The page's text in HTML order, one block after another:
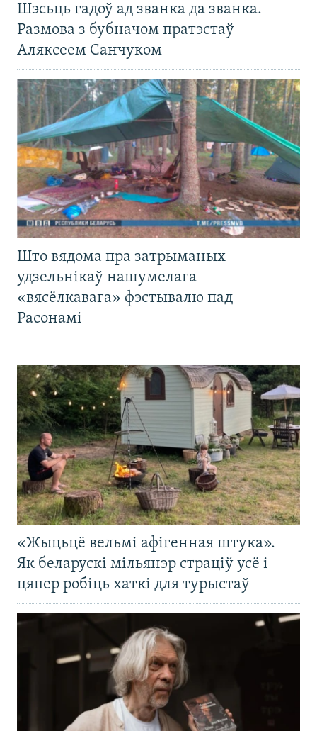
Шэсьць гадоў ад званка да званка.
Размова з бубначом пратэстаў
Аляксеем Санчуком
Што вядома пра затрыманых
удзельнікаў нашумелага
«вясёлкавага» фэстывалю пад
Расонамі
«Жыцьцё вельмі афігенная штука».
Як беларускі мільянэр страціў усё і
цяпер робіць хаткі для турыстаў